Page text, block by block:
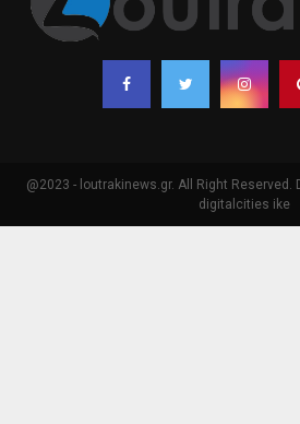
@2023 - loutrakinews.gr. All Right Reserved.
digitalcities ike